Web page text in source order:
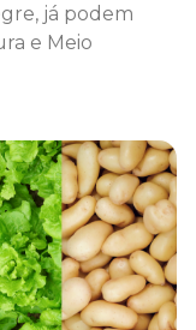
já podem
e Meio